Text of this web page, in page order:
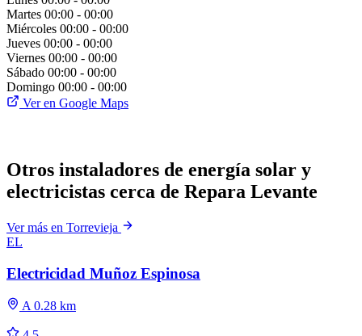
Martes 00:00 - 00:00
Miércoles 00:00 - 00:00
Jueves 00:00 - 00:00
Viernes 00:00 - 00:00
Sábado 00:00 - 00:00
Domingo 00:00 - 00:00
Ver en Google Maps
Otros instaladores de energía solar y
electricistas cerca de Repara Levante
Ver más en Torrevieja
EL
Electricidad Muñoz Espinosa
A 0.28 km